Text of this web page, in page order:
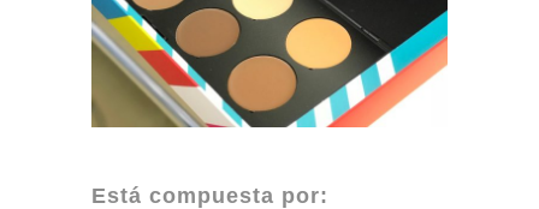
Está compuesta por: